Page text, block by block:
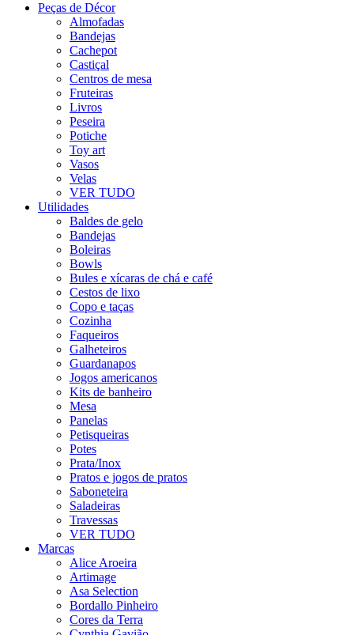
Peças de Décor
Almofadas
Bandejas
Cachepot
Castiçal
Centros de mesa
Fruteiras
Livros
Peseira
Potiche
Toy art
Vasos
Velas
VER TUDO
Utilidades
Baldes de gelo
Bandejas
Boleiras
Bowls
Bules e xícaras de chá e café
Cestos de lixo
Copo e taças
Cozinha
Faqueiros
Galheteiros
Guardanapos
Jogos americanos
Kits de banheiro
Mesa
Panelas
Petisqueiras
Potes
Prata/Inox
Pratos e jogos de pratos
Saboneteira
Saladeiras
Travessas
VER TUDO
Marcas
Alice Aroeira
Artimage
Asa Selection
Bordallo Pinheiro
Cores da Terra